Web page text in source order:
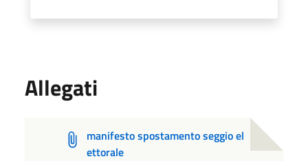
Allegati
manifesto spostamento seggio el
ettorale